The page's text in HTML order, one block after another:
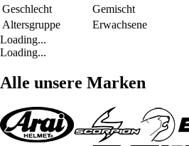
Geschlecht
Gemischt
Altersgruppe
Erwachsene
Loading...
Loading...
Alle unsere Marken